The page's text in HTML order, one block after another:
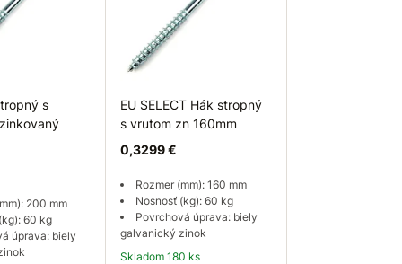
s
200 mm
60 kg
úprava: biely
EU SELECT Hák stropný
s vrutom zn 160mm
0,3299 €
Rozmer (mm): 160 mm
Nosnosť (kg): 60 kg
Povrchová úprava: biely
galvanický zinok
Skladom 180 ks